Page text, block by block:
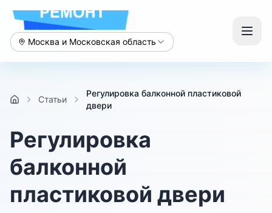
Москва и Московская область
Статьи
Регулировка балконной пластиковой
двери
Регулировка
балконной
пластиковой двери